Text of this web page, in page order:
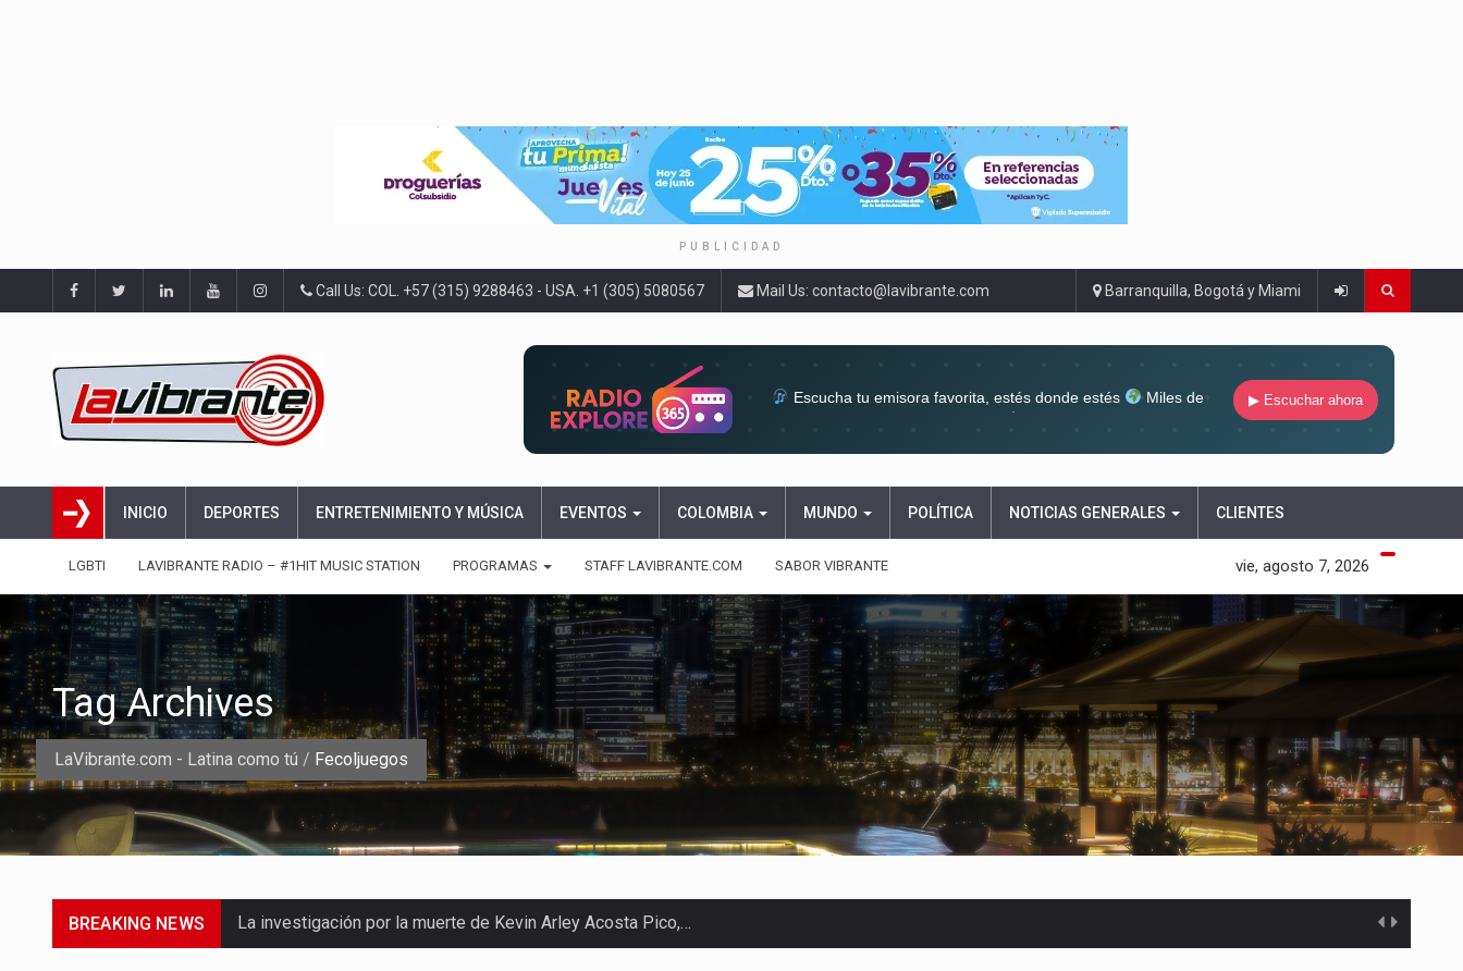
PUBLICIDAD
Call Us: COL. +57 (315) 9288463 - USA. +1 (305) 5080567 Mail Us: contacto@lavibrante.com Barranquilla, Bogotá y Miami
Escucha tu emisora favorita, estés donde estés
Miles de
▶ Escuchar ahora
INICIO DEPORTES ENTRETENIMIENTO Y MÚSICA EVENTOS COLOMBIA MUNDO POLÍTICA NOTICIAS GENERALES CLIENTES
LGBTI LAVIBRANTE RADIO – #1HIT MUSIC STATION PROGRAMAS STAFF LAVIBRANTE.COM SABOR VIBRANTE vie, agosto 7, 2026
LaVibrante.com - Latina como tú / Fecoljuegos
Tag Archives
BREAKING NEWS La inversión extranjera directa en Colombia comenzó a dar señales…